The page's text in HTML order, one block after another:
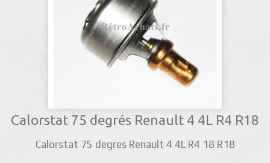
Calorstat 75 degrés Renault 4 4L R4 R18
Calorstat 75 degres Renault 4 4L R4 18 R18